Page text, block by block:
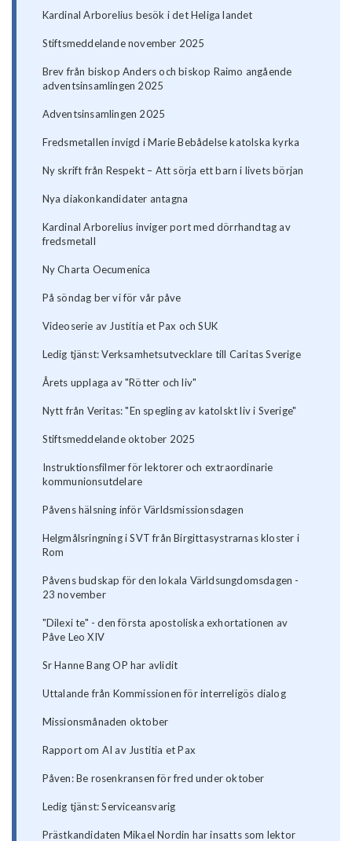
Kardinal Arborelius besök i det Heliga landet
Stiftsmeddelande november 2025
Brev från biskop Anders och biskop Raimo angående
adventsinsamlingen 2025
Adventsinsamlingen 2025
Fredsmetallen invigd i Marie Bebådelse katolska kyrka
Ny skrift från Respekt – Att sörja ett barn i livets början
Nya diakonkandidater antagna
Kardinal Arborelius inviger port med dörrhandtag av
fredsmetall
Ny Charta Oecumenica
På söndag ber vi för vår påve
Videoserie av Justitia et Pax och SUK
Ledig tjänst: Verksamhetsutvecklare till Caritas Sverige
Årets upplaga av "Rötter och liv"
Nytt från Veritas: "En spegling av katolskt liv i Sverige"
Stiftsmeddelande oktober 2025
Instruktionsfilmer för lektorer och extraordinarie
kommunionsutdelare
Påvens hälsning inför Världsmissionsdagen
Helgmålsringning i SVT från Birgittasystrarnas kloster i
Rom
Påvens budskap för den lokala Världsungdomsdagen -
23 november
"Dilexi te" - den första apostoliska exhortationen av
Påve Leo XIV
Sr Hanne Bang OP har avlidit
Uttalande från Kommissionen för interreligös dialog
Missionsmånaden oktober
Rapport om AI av Justitia et Pax
Påven: Be rosenkransen för fred under oktober
Ledig tjänst: Serviceansvarig
Prästkandidaten Mikael Nordin har insatts som lektor